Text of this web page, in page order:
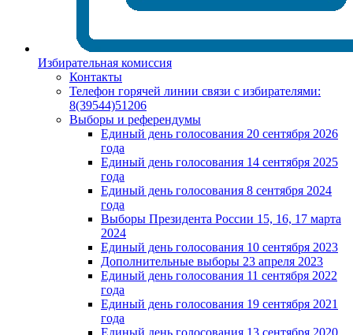
Избирательная комиссия
Контакты
Телефон горячей линии связи с избирателями:
8(39544)51206
Выборы и референдумы
Единый день голосования 20 сентября 2026
года
Единый день голосования 14 сентября 2025
года
Единый день голосования 8 сентября 2024
года
Выборы Президента России 15, 16, 17 марта
2024
Единый день голосования 10 сентября 2023
Дополнительные выборы 23 апреля 2023
Единый день голосования 11 сентября 2022
года
Единый день голосования 19 сентября 2021
года
Единый день голосования 13 сентября 2020